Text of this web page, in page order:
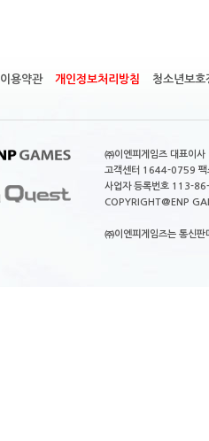
이용약관 개인정보처리방침 청소년보호
㈜이엔피게임즈 대표이
고객센터 1644-0759
사업자 등록번호 113-
COPYRIGHT@ENP
㈜이엔피게임즈는 통신판